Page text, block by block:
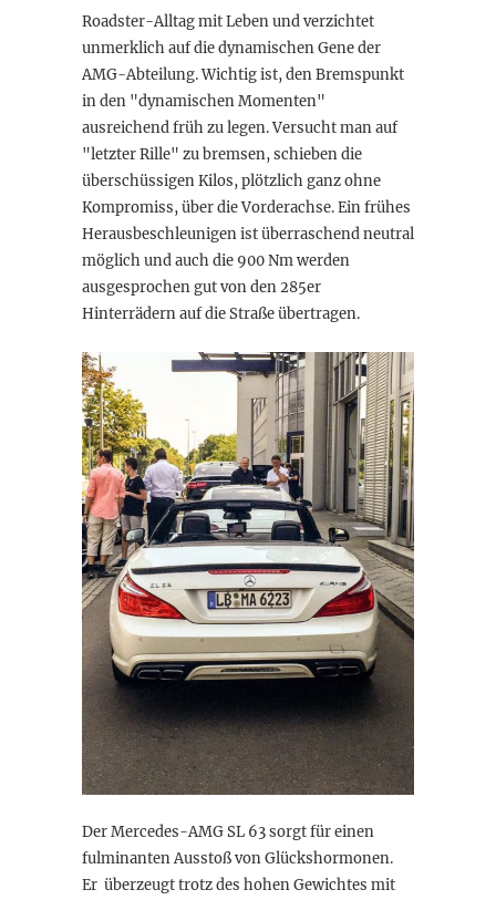
Roadster-Alltag mit Leben und verzichtet
unmerklich auf die dynamischen Gene der
AMG-Abteilung. Wichtig ist, den Bremspunkt
in den "dynamischen Momenten"
ausreichend früh zu legen. Versucht man auf
"letzter Rille" zu bremsen, schieben die
überschüssigen Kilos, plötzlich ganz ohne
Kompromiss, über die Vorderachse. Ein frühes
Herausbeschleunigen ist überraschend neutral
möglich und auch die 900 Nm werden
ausgesprochen gut von den 285er
Hinterrädern auf die Straße übertragen.
Der Mercedes-AMG SL 63 sorgt für einen
fulminanten Ausstoß von Glückshormonen.
Er überzeugt trotz des hohen Gewichtes mit